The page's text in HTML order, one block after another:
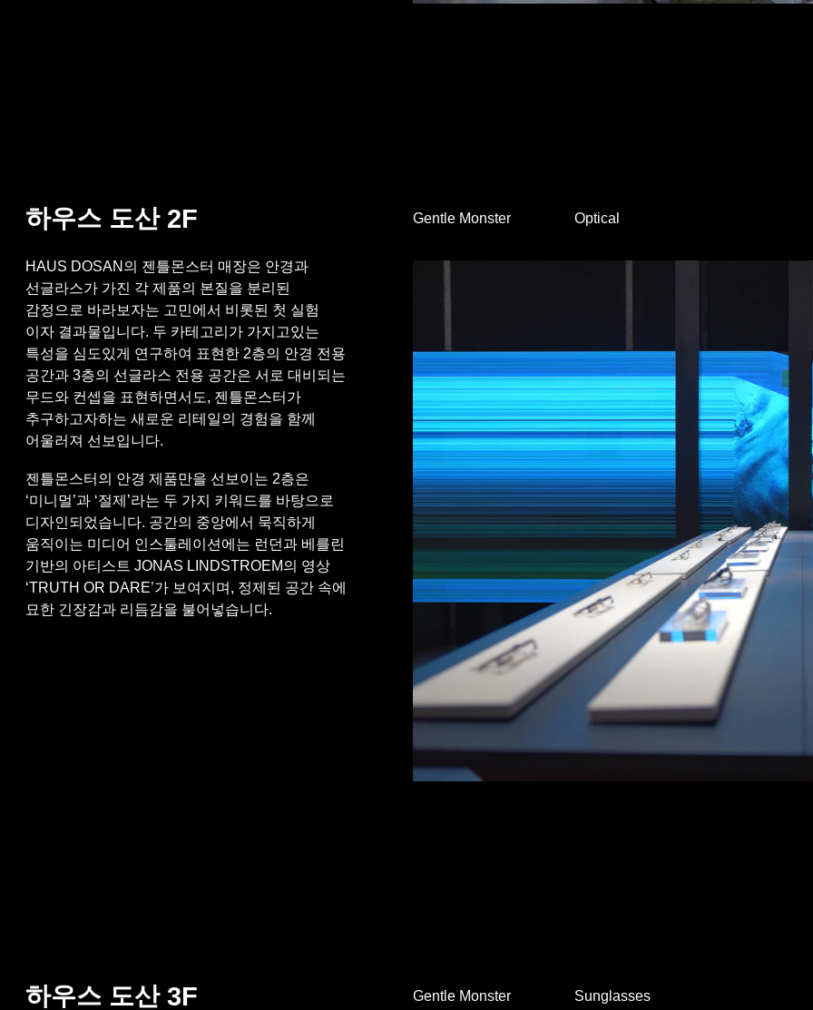
HAUS DOSAN의 젠틀몬스터 매장은 안경과
선글라스가 가진 각 제품의 본질을 분리된
감정으로 바라보자는 고민에서 비롯된 첫 실험
이자 결과물입니다. 두 카테고리가 가지고있는
특성을 심도있게 연구하여 표현한 2층의 안경 전용
공간과 3층의 선글라스 전용 공간은 서로 대비되는
무드와 컨셉을 표현하면서도, 젠틀몬스터가
추구하고자하는 새로운 리테일의 경험을 함께
어울러져 선보입니다.
젠틀몬스터의 안경 제품만을 선보이는 2층은
‘미니멀’과 ‘절제’라는 두 가지 키워드를 바탕으로
디자인되었습니다. 공간의 중앙에서 묵직하게
움직이는 미디어 인스툴레이션에는 런던과 베를린
기반의 아티스트 JONAS LINDSTROEM의 영상
‘TRUTH OR DARE’가 보여지며, 정제된 공간 속에
묘한 긴장감과 리듬감을 불어넣습니다.
하우스 도산 2F Gentle Monster Optical
하우스 도산 3F Gentle Monster Sunglasses